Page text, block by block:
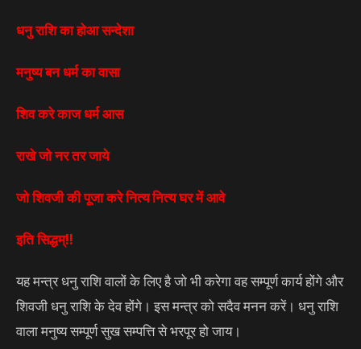
धनु राशि का होआ सन्देशा
मनुष्य बन धर्म का वासा
शिव करे काज धर्म आस
राखे जो नर तर जाये
जो शिवजी की पूजा करे नित्य नित्य घर में आवे
इति सिद्धम्!!
यह मन्त्र धनु राशि वालों के लिए है जो भी करेगा वह सम्पूर्ण कार्य होंगे और
शिवजी धनु राशि के देव होंगे। इस मन्त्र को सदैव मनन करें। धनु राशि
वाला मनुष्य सम्पूर्ण सुख सम्पत्ति से भरपूर हो जाय।